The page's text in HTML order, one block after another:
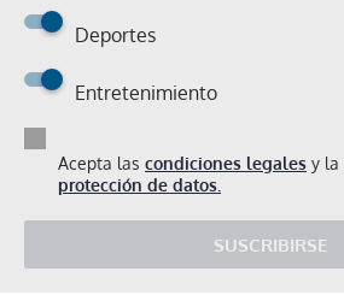
Deportes
Entretenimiento
Acepta las condiciones legales y la
protección de datos.
SUSCRIBIRSE